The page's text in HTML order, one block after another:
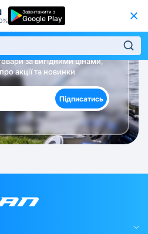
Завантажити з
Google Play
в курсі!
за вигідними цінами,
акції та новинки
Підписатись